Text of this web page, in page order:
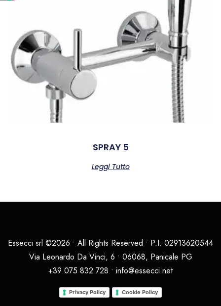
SPRAY 5
Leggi Tutto
Essecci srl ©2026 • All Rights Reserved • P.I. 02913620544
Via Leonardo Da Vinci, 6 • 06068, Panicale PG
+39 075 832 728 • info@essecci.net
Privacy Policy Cookie Policy